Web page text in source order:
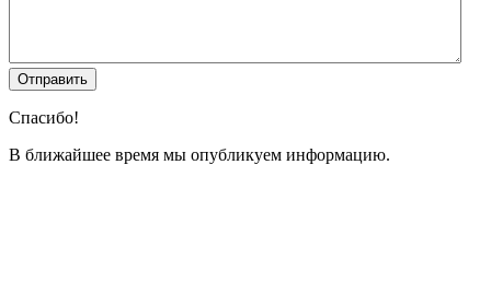
Спасибо!
В ближайшее время мы опубликуем информацию.